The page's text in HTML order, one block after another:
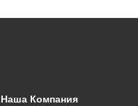
Наша Компания